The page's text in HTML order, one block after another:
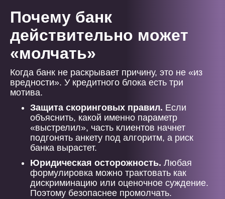
Почему банк
действительно может
«молчать»
Когда банк не раскрывает причину, это не «из
вредности». У кредитного блока есть три
мотива.
Защита скоринговых правил. Если
объяснить, какой именно параметр
«выстрелил», часть клиентов начнет
подгонять анкету под алгоритм, а риск
банка вырастет.
Юридическая осторожность. Любая
формулировка можно трактовать как
дискриминацию или оценочное суждение.
Поэтому безопаснее промолчать.